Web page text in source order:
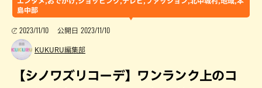
島中部
2023/11/10 公開日 2023/11/10
KUKURU編集部
【シノワズリコーデ】ワンランク上のコ